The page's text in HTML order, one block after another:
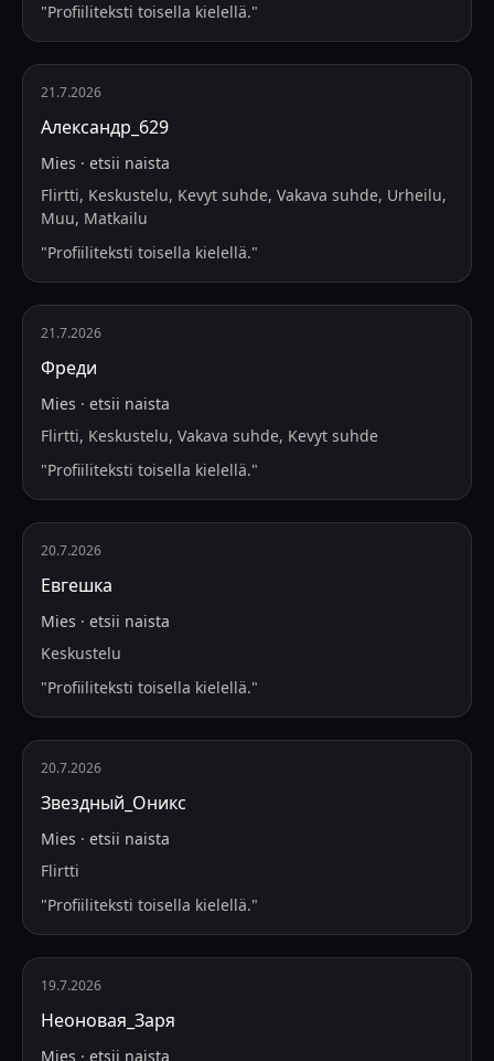
"Profiiliteksti toisella kielellä."
21.7.2026
Александр_629
Mies · etsii naista
Flirtti, Keskustelu, Kevyt suhde, Vakava suhde, Urheilu,
Muu, Matkailu
"Profiiliteksti toisella kielellä."
21.7.2026
Фреди
Mies · etsii naista
Flirtti, Keskustelu, Vakava suhde, Kevyt suhde
"Profiiliteksti toisella kielellä."
20.7.2026
Евгешка
Mies · etsii naista
Keskustelu
"Profiiliteksti toisella kielellä."
20.7.2026
Звездный_Оникс
Mies · etsii naista
Flirtti
"Profiiliteksti toisella kielellä."
19.7.2026
Неоновая_Заря
Mies · etsii naista